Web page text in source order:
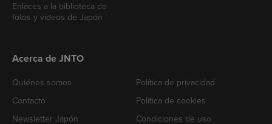
Enlaces a la biblioteca de
fotos y videos de Japón
Acerca de JNTO
Quiénes somos
Contacto
Newsletter Japón
Política de privacidad
Política de cookies
Condiciones de uso